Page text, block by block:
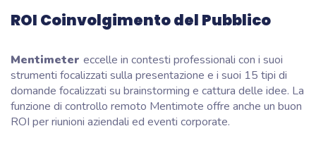
ROI Coinvolgimento del Pubblico
Mentimeter eccelle in contesti professionali con i suoi
strumenti focalizzati sulla presentazione e i suoi 15 tipi di
domande focalizzati su brainstorming e cattura delle idee. La
funzione di controllo remoto Mentimote offre anche un buon
ROI per riunioni aziendali ed eventi corporate.